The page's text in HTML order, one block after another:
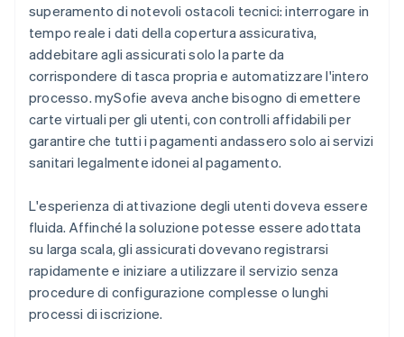
superamento di notevoli ostacoli tecnici: interrogare in
tempo reale i dati della copertura assicurativa,
addebitare agli assicurati solo la parte da
corrispondere di tasca propria e automatizzare l'intero
processo. mySofie aveva anche bisogno di emettere
carte virtuali per gli utenti, con controlli affidabili per
garantire che tutti i pagamenti andassero solo ai servizi
sanitari legalmente idonei al pagamento.
L'esperienza di attivazione degli utenti doveva essere
fluida. Affinché la soluzione potesse essere adottata
su larga scala, gli assicurati dovevano registrarsi
rapidamente e iniziare a utilizzare il servizio senza
procedure di configurazione complesse o lunghi
processi di iscrizione.